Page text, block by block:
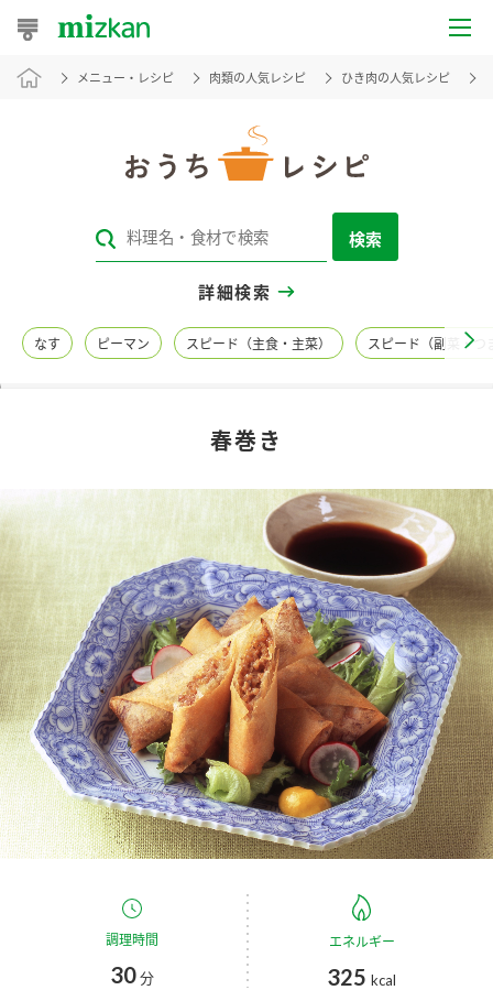
おうちレシピ
レシピカテゴリ一覧
レシピ名特集
商品カテゴリ
酢 調味酢
お酢ドリンク ぽん酢
みりん風・料理酒 鍋用調味料
つゆ たれ
スープ 中華
新商品一覧
キャンペーン情報
ブランド・スペシャルサイト
ブランド・スペシャルサイト トップ
商品ブランドサイト
Fibee（ファイビー）
くらしプラ酢
お酢ドリンク
企業情報
国内事業概要
企業理念
ミツカンを知る
環境への取り組み
メニュー・レシピ 肉類の人気レシピ ひき肉の人気レシピ
検索
詳細検索
なす ピーマン スピード（主食・主菜） スピード（副菜・つ
春巻き
調理時間
30分
エネルギー
325 kcal